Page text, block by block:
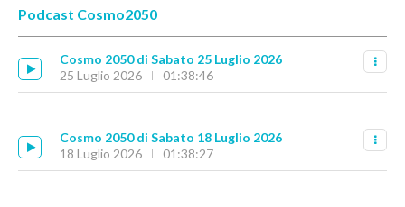
Podcast Cosmo2050
Cosmo 2050 di Sabato 25 Luglio 2026
25 Luglio 2026
01:38:46
Cosmo 2050 di Sabato 18 Luglio 2026
18 Luglio 2026
01:38:27